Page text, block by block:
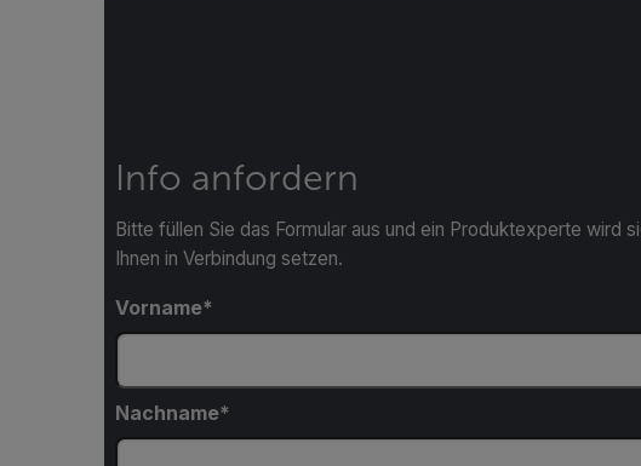
Info anfordern
Bitte füllen Sie das Formular aus und ein Produktexperte wird
Ihnen in Verbindung setzen.
Vorname
Nachname